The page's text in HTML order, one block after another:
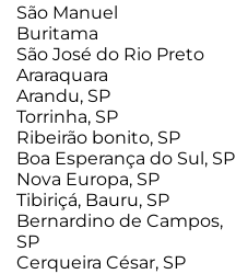
São Manuel
Buritama
São José do Rio Preto
Araraquara
Arandu, SP
Torrinha, SP
Ribeirão bonito, SP
Boa Esperança do Sul, SP
Nova Europa, SP
Tibiriçá, Bauru, SP
Bernardino de Campos,
SP
Cerqueira César, SP